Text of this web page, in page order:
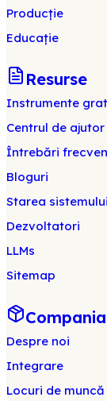
Producție
Educație
Resurse
Instrumente
Centrul de ajutor
Întrebări
Bloguri
Starea sistemului
Dezvoltatori
LLMs
Sitemap
Compania
Despre noi
Integrare
Locuri de muncă